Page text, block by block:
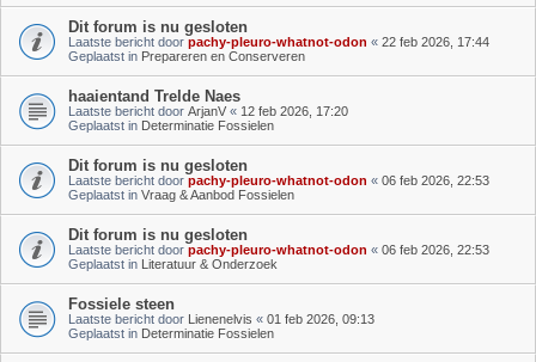
Dit forum is nu gesloten
Laatste bericht door pachy-pleuro-whatnot-odon « 22 feb 2026, 17:44
Geplaatst in Prepareren en Conserveren
haaientand Trelde Naes
Laatste bericht door ArjanV « 12 feb 2026, 17:20
Geplaatst in Determinatie Fossielen
Dit forum is nu gesloten
Laatste bericht door pachy-pleuro-whatnot-odon « 06 feb 2026, 22:53
Geplaatst in Vraag & Aanbod Fossielen
Dit forum is nu gesloten
Laatste bericht door pachy-pleuro-whatnot-odon « 06 feb 2026, 22:53
Geplaatst in Literatuur & Onderzoek
Fossiele steen
Laatste bericht door Lienenelvis « 01 feb 2026, 09:13
Geplaatst in Determinatie Fossielen